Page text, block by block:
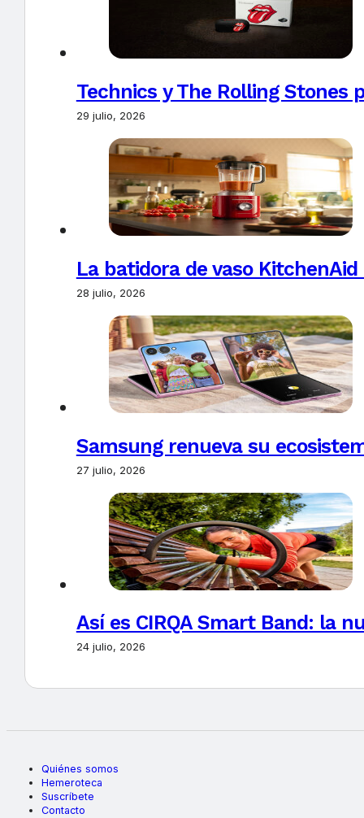
Technics y The Rolling Stones
29 julio, 2026
La batidora de vaso
28 julio, 2026
Samsung renueva su
27 julio, 2026
Así es CIRQA Smart Band: la
24 julio, 2026
Quiénes somos
Hemeroteca
Suscríbete
Contacto